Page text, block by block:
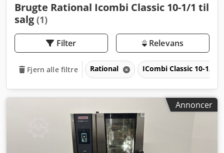
Brugte Rational Icombi Classic 10-1/1 til
salg (1)
Filter Relevans
Fjern alle filtre Rational ICombi Classic 10-1/1
Annoncer